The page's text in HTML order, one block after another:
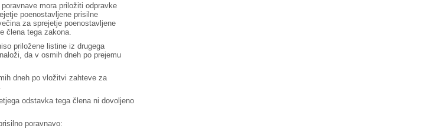
mora priložiti odpravke
poenostavljene prisilne
za sprejetje poenostavljene
člena tega zakona.
priložene listine iz drugega
da v osmih dneh po prejemu
dneh po vložitvi zahteve za
odstavka tega člena ni dovoljeno
poravnavo: